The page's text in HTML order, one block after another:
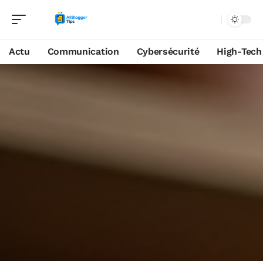
Actu Communication Cybersécurité High-Tech